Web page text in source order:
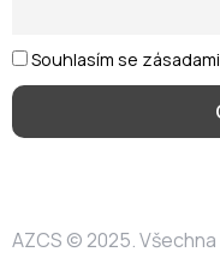
Souhlasím se
AZCS © 2025.